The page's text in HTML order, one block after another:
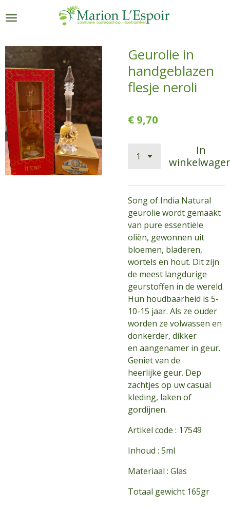
direct
de
hoofdinhoud
Geurolie in
handgeblazen
flesje neroli
€ 9,70
In
Song of India Natural
geurolie wordt gemaakt
van pure essentiële
oliën, gewonnen uit
bloemen, bladeren,
wortels en hout. Dit zijn
de meest langdurige
geurstoffen in de wereld.
Hun houdbaarheid is 5-
10-15 jaar. Als ze ouder
worden ze volwassen en
donkerder, dikker
en aangenamer in geur.
Geniet van de
heerlijke geur. Dep
zachtjes op uw casual
kleding, laken of
gordijnen.
Artikel code : 17549
Inhoud : 5ml
Materiaal : Glas
Totaal gewicht 165gr